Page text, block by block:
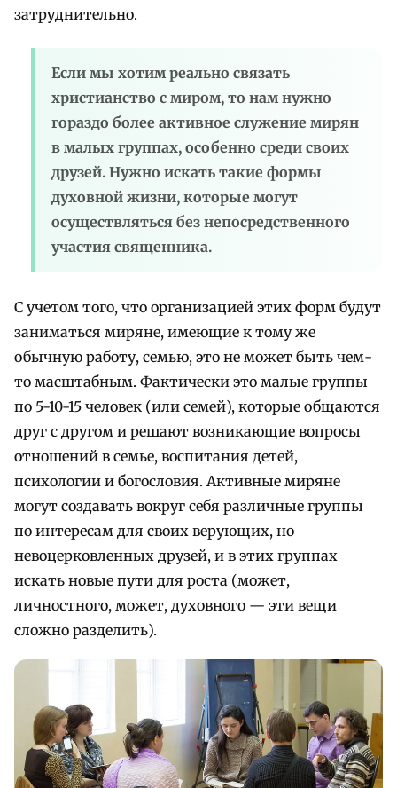
затруднительно.
Если мы хотим реально связать
христианство с миром, то нам нужно
гораздо более активное служение мирян
в малых группах, особенно среди своих
друзей. Нужно искать такие формы
духовной жизни, которые могут
осуществляться без непосредственного
участия священника.
С учетом того, что организацией этих форм будут
заниматься миряне, имеющие к тому же
обычную работу, семью, это не может быть чем-
то масштабным. Фактически это малые группы
по 5-10-15 человек (или семей), которые общаются
друг с другом и решают возникающие вопросы
отношений в семье, воспитания детей,
психологии и богословия. Активные миряне
могут создавать вокруг себя различные группы
по интересам для своих верующих, но
невоцерковленных друзей, и в этих группах
искать новые пути для роста (может,
личностного, может, духовного — эти вещи
сложно разделить).